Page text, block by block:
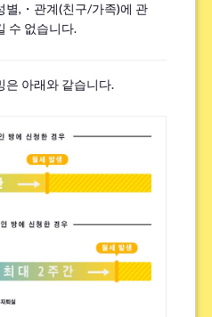
주하실 수 없으므로 양해 바랍니다.
*
별,・관계(친구/가족)에 관
수 없습니다.
은 아래와 같습니다.